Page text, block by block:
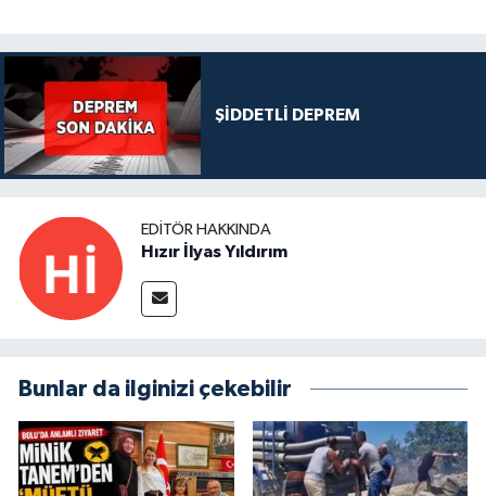
ŞİDDETLİ DEPREM
EDITÖR HAKKINDA
Hızır İlyas Yıldırım
Bunlar da ilginizi çekebilir